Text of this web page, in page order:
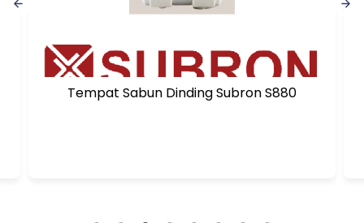
Tempat Sabun Dinding Subron S880